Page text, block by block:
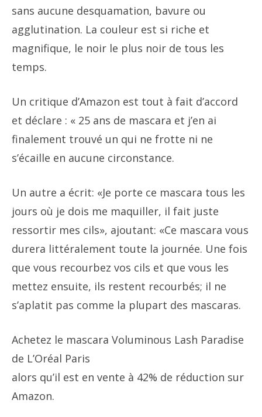
sans aucune desquamation, bavure ou
agglutination. La couleur est si riche et
magnifique, le noir le plus noir de tous les
temps.
Un critique d’Amazon est tout à fait d’accord
et déclare : « 25 ans de mascara et j’en ai
finalement trouvé un qui ne frotte ni ne
s’écaille en aucune circonstance.
Un autre a écrit: «Je porte ce mascara tous les
jours où je dois me maquiller, il fait juste
ressortir mes cils», ajoutant: «Ce mascara vous
durera littéralement toute la journée. Une fois
que vous recourbez vos cils et que vous les
mettez ensuite, ils restent recourbés; il ne
s’aplatit pas comme la plupart des mascaras.
Achetez le mascara Voluminous Lash Paradise
de L’Oréal Paris
alors qu’il est en vente à 42% de réduction sur
Amazon.